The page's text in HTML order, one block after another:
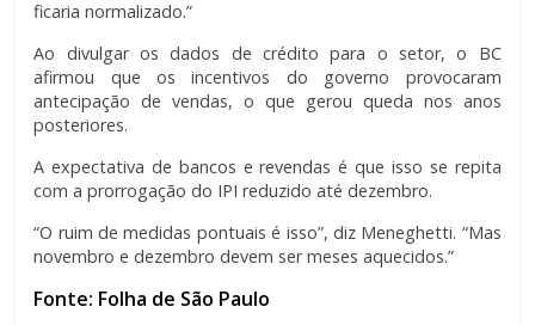
ficaria normalizado.”
Ao divulgar os dados de crédito para o setor, o BC
afirmou que os incentivos do governo provocaram
antecipação de vendas, o que gerou queda nos anos
posteriores.
A expectativa de bancos e revendas é que isso se repita
com a prorrogação do IPI reduzido até dezembro.
“O ruim de medidas pontuais é isso”, diz Meneghetti. “Mas
novembro e dezembro devem ser meses aquecidos.”
Fonte: Folha de São Paulo